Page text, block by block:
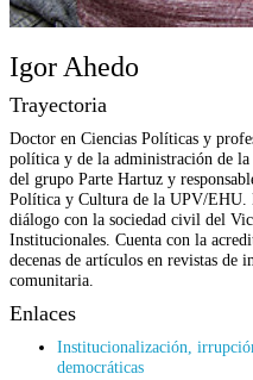
Igor Ahedo
Trayectoria
Doctor en Ciencias Políticas y
política y de la administración de
del grupo Parte Hartuz y
Política y Cultura de la UPV/EHU.
diálogo con la sociedad civil del
Institucionales. Cuenta con la
decenas de artículos en revistas de
comunitaria.
Enlaces
Institucionalización,
democráticas